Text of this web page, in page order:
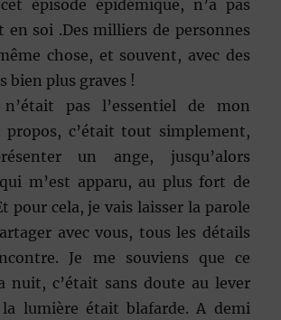
épisode épidémique, n’a pas
en soi .Des milliers de personnes
chose, et souvent, avec des
bien plus graves !
pas l’essentiel de mon
propos, c’était tout simplement,
un ange, jusqu’alors
m’est apparu, au plus fort de
pour cela, je vais laisser la parole
avec vous, tous les détails
Je me souviens que ce
nuit, c’était sans doute au lever
lumière était blafarde. A demi